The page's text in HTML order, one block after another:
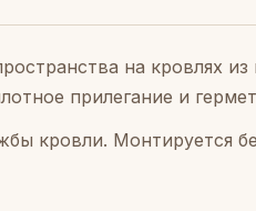
на кровлях
прилегание и
кровли. Монтируется